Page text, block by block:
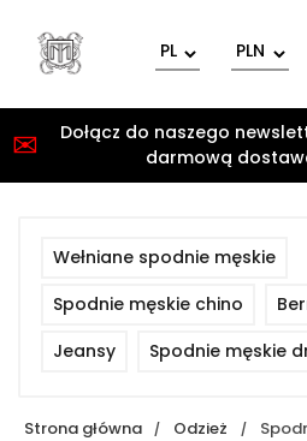
Wełniane spodnie męskie
Spodnie męskie chino
Jeansy
Spodnie męskie
Strona główna Odzież
✉
Dołącz do naszego
darmową